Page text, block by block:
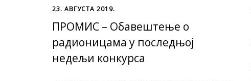
23. АВГУСТА 2019.
ПРОМИС – Oбавештење о
радионицама у последњој
недељи конкурса